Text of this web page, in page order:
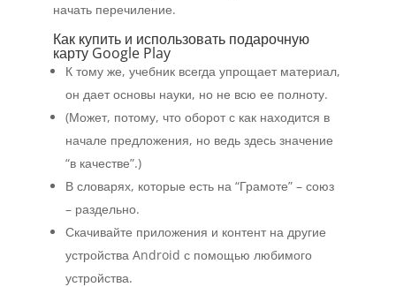
начать перечиление.
Как купить и использовать подарочную
карту Google Play
К тому же, учебник всегда упрощает материал,
он дает основы науки, но не всю ее полноту.
(Может, потому, что оборот с как находится в
начале предложения, но ведь здесь значение
“в качестве”.)
В словарях, которые есть на “Грамоте” – союз
– раздельно.
Скачивайте приложения и контент на другие
устройства Android с помощью любимого
устройства.